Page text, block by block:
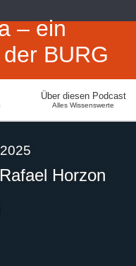
– ein
BURG
Über diesen Podcast
Alles Wissenswerte
Horzon